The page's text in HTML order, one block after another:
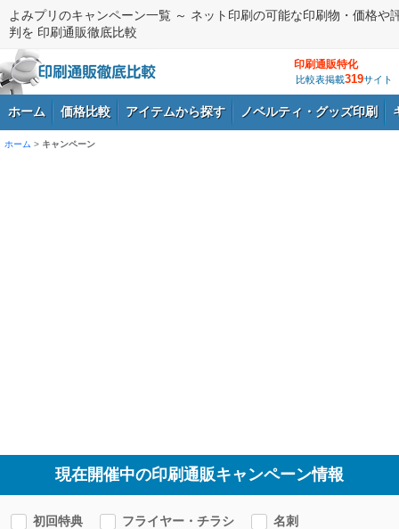
よみプリのキャンペーン一覧 ～ ネット印刷の可能な印刷物・価格や
判を 印刷通販徹底比較
印刷通販特化
比較表掲載319サイト
ホーム 価格比較 アイテムから探す ノベルティ・グッズ印刷
ホーム > キャンペーン
現在開催中の印刷通販キャンペーン情報
初回特典 フライヤー・チラシ
名刺